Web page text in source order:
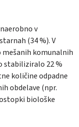
v
(34 %). V
komunalnih
stabiliziralo 22 %
količine odpadne
obdelave (npr.
biološke